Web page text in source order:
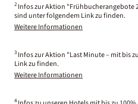
2 Infos zur Aktion "Frühbucherangebote
sind unter folgendem Link zu finden.
Weitere Informationen
3 Infos zur Aktion "Last Minute – mit bis
Link zu finden.
Weitere Informationen
4